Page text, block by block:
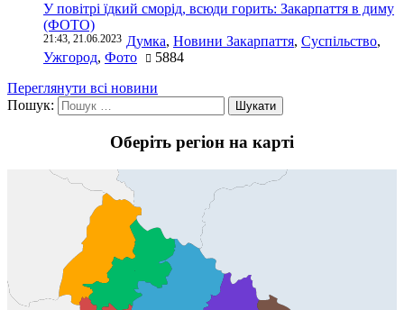
У повітрі їдкий сморід, всюди горить: Закарпаття в диму
(ФОТО)
21:43, 21.06.2023 Думка, Новини Закарпаття, Суспільство,
Ужгород, Фото
5884
Переглянути всі новини
Пошук:
Оберіть регіон на карті